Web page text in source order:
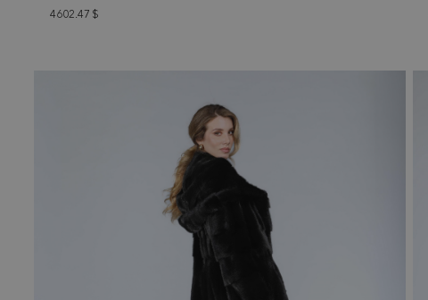
4602.47 $